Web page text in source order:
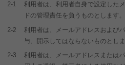
2-1
利用者は、利用者自身で設定した
ドの管理責任を負うものとします。
2-2
利用者は、メールアドレスおよび
与、開示してはならないものとしま
2-3
利用者は、メールアドレスまたは